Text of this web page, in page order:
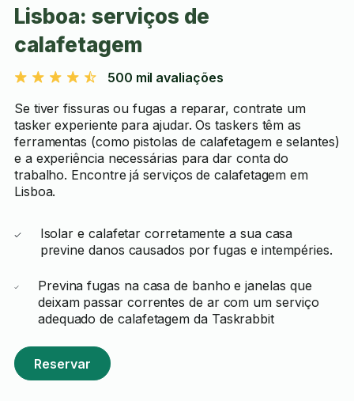
Lisboa: serviços de
calafetagem
500 mil avaliações
Se tiver fissuras ou fugas a reparar, contrate um
tasker experiente para ajudar. Os taskers têm as
ferramentas (como pistolas de calafetagem e selantes)
e a experiência necessárias para dar conta do
trabalho. Encontre já serviços de calafetagem em
Lisboa.
Isolar e calafetar corretamente a sua casa
previne danos causados por fugas e intempéries.
Previna fugas na casa de banho e janelas que
deixam passar correntes de ar com um serviço
adequado de calafetagem da Taskrabbit
Reservar